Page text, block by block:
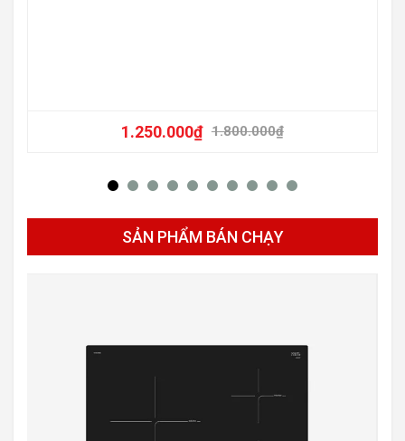
1.800.000₫
1.250.000₫
SẢN PHẨM BÁN CHẠY